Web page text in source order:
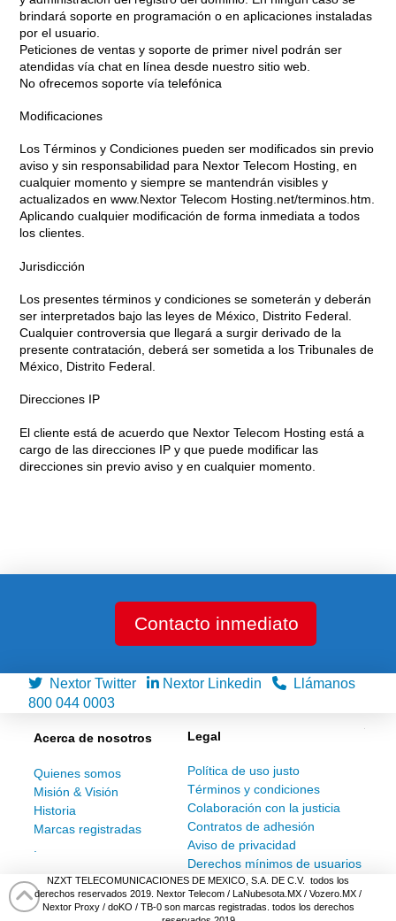
brindará soporte en programación o en aplicaciones instaladas
por el usuario.
Peticiones de ventas y soporte de primer nivel podrán ser
atendidas vía chat en línea desde nuestro sitio web.
No ofrecemos soporte vía telefónica
Modificaciones
Los Términos y Condiciones pueden ser modificados sin previo
aviso y sin responsabilidad para Nextor Telecom Hosting, en
cualquier momento y siempre se mantendrán visibles y
actualizados en www.Nextor Telecom Hosting.net/terminos.htm.
Aplicando cualquier modificación de forma inmediata a todos
los clientes.
Jurisdicción
Los presentes términos y condiciones se someterán y deberán
ser interpretados bajo las leyes de México, Distrito Federal.
Cualquier controversia que llegará a surgir derivado de la
presente contratación, deberá ser sometida a los Tribunales de
México, Distrito Federal.
Direcciones IP
El cliente está de acuerdo que Nextor Telecom Hosting está a
cargo de las direcciones IP y que puede modificar las
direcciones sin previo aviso y en cualquier momento.
Contacto inmediato
Nextor Twitter Nextor Linkedin
Llámanos
800 044 0003
Acerca de nosotros
Quienes somos
Misión & Visión
Historia
Marcas registradas
Legal
Política de uso justo
Términos y condiciones
Colaboración con la justicia
Contratos de adhesión
Aviso de privacidad
Derechos mínimos de usuarios
NZXT TELECOMUNICACIONES DE MEXICO, S.A. DE C.V. todos los
derechos reservados 2019. Nextor Telecom / LaNubesota.MX / Vozero.MX /
Nextor Proxy / doKO / TB-0 son marcas registradas. todos los derechos